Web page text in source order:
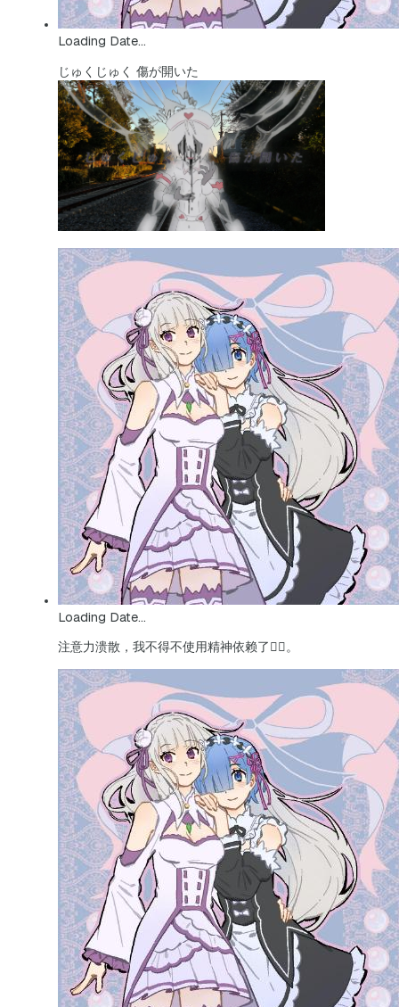
Loading Date...
じゅくじゅく 傷が開いた
Loading Date...
注意力溃散，我不得不使用精神依赖了😵‍💫。